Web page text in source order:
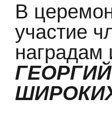
В
участие